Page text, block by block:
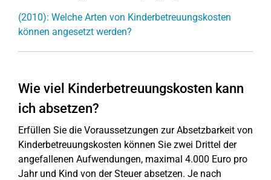
(2010): Welche Arten von Kinderbetreuungskosten
können angesetzt werden?
Wie viel Kinderbetreuungskosten kann
ich absetzen?
Erfüllen Sie die Voraussetzungen zur Absetzbarkeit von
Kinderbetreuungskosten können Sie zwei Drittel der
angefallenen Aufwendungen, maximal 4.000 Euro pro
Jahr und Kind von der Steuer absetzen. Je nach